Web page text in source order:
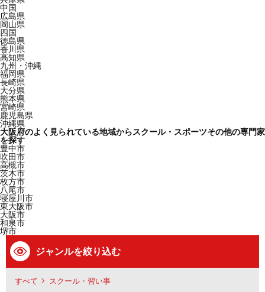
中国
広島県
岡山県
四国
徳島県
香川県
高知県
九州・沖縄
福岡県
長崎県
大分県
熊本県
宮崎県
鹿児島県
沖縄県
大阪府のよく見られている地域からスクール・スポーツその他の専門家
を探す
豊中市
吹田市
高槻市
茨木市
枚方市
八尾市
寝屋川市
東大阪市
大阪市
和泉市
堺市
ジャンルを絞り込む
すべて スクール・習い事